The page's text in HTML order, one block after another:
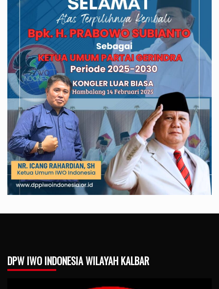
DPW IWO INDONESIA WILAYAH KALBAR